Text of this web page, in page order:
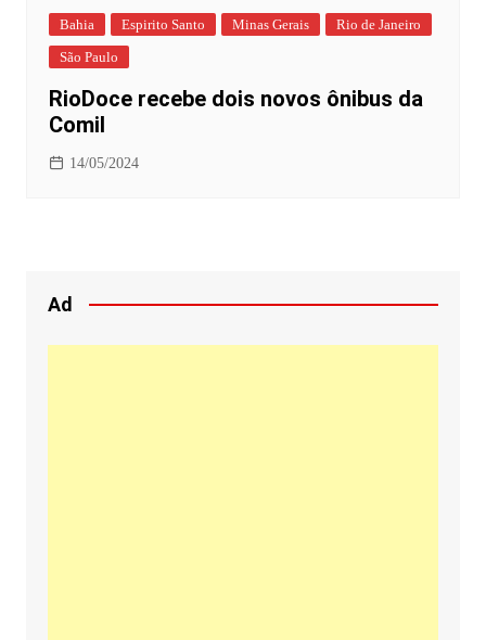
Bahia Espirito Santo Minas Gerais
Rio de Janeiro
São Paulo
RioDoce recebe dois novos ônibus da
Comil
14/05/2024
Ad